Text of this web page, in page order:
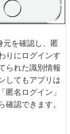
を確認し、匿
りにログインす
られた識別情報
してもアプリは
名ログイン」
認できます。